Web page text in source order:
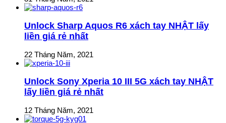
Unlock Sharp Aquos R6 xách tay NHẬT lấy
liền giá rẻ nhất
22 Tháng Năm, 2021
Unlock Sony Xperia 10 III 5G xách tay NHẬT
lấy liền giá rẻ nhất
12 Tháng Năm, 2021